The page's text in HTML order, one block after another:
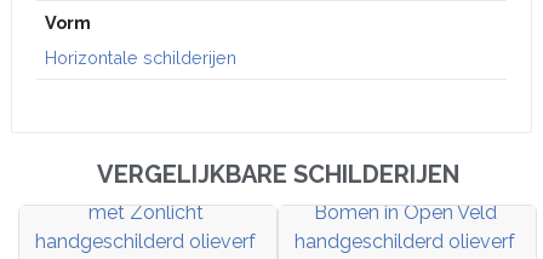
Vorm
Horizontale schilderijen
VERGELIJKBARE SCHILDERIJEN